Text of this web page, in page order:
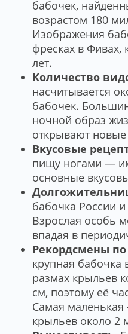
бабочек,
возрастом 180
Изображения
фресках в Фивах,
лет.
Количество
насчитывается
бабочек.
ночной образ
открывают
Вкусовые
пищу ногами —
основные
бабочка России
Взрослая особь
впадая в
Рекордсмены
крупная
размах крыльев
см, поэтому её
Самая
крыльев около 2